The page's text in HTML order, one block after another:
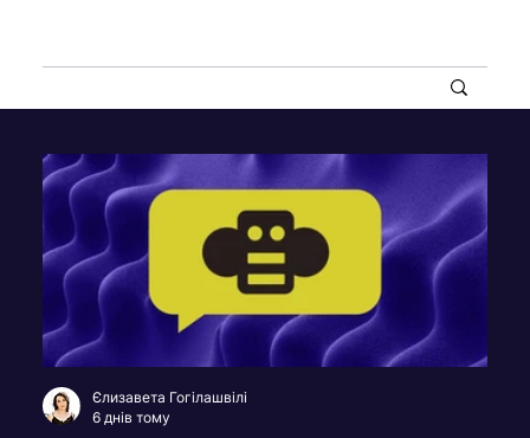
Єлизавета Гогілашвілі
6 днів тому